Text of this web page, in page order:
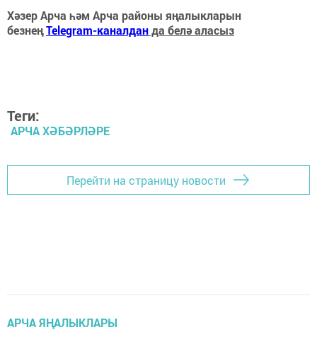
Хәзер Арча һәм Арча районы яңалыкларын
безнеңTelegram-каналданда белә аласыз
Теги:
АРЧА ХӘБӘРЛӘРЕ
Перейти на страницу новости
АРЧА ЯҢАЛЫКЛАРЫ